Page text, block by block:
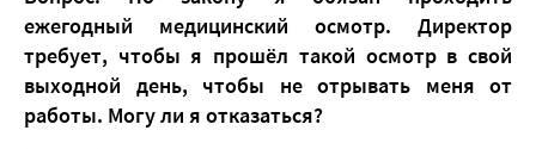
ежегодный медицинский осмотр. Директор
требует, чтобы я прошёл такой осмотр в свой
выходной день, чтобы не отрывать меня от
работы. Могу ли я отказаться?